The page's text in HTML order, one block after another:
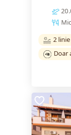
2 linie
Doar